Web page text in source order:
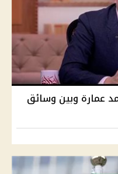
عمارة وبين وسائق